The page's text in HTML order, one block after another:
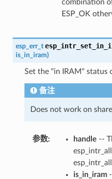
combination
ESP_OK
esp_err_t
is_in_iram)
Set the "in IRAM" status
备注
Does not work on
参数 handle --
is_in_iram